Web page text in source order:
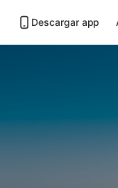
Descargar app